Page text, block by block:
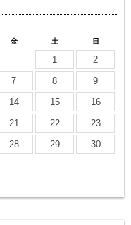
金 土 日
1
2
7 8
9
14 15
16
21 22
23
28 29
30